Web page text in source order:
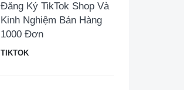
Đăng Ký TikTok Shop Và
Kinh Nghiệm Bán Hàng
1000 Đơn
TIKTOK